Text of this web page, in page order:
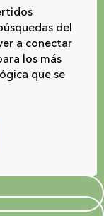
del
a conectar
los más
que se